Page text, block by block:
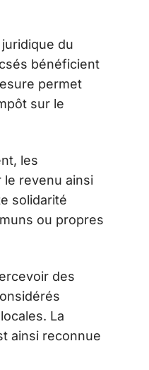
du
bénéficient
permet
sur le
les
le revenu ainsi
solidarité
ou propres
des
La
ainsi reconnue